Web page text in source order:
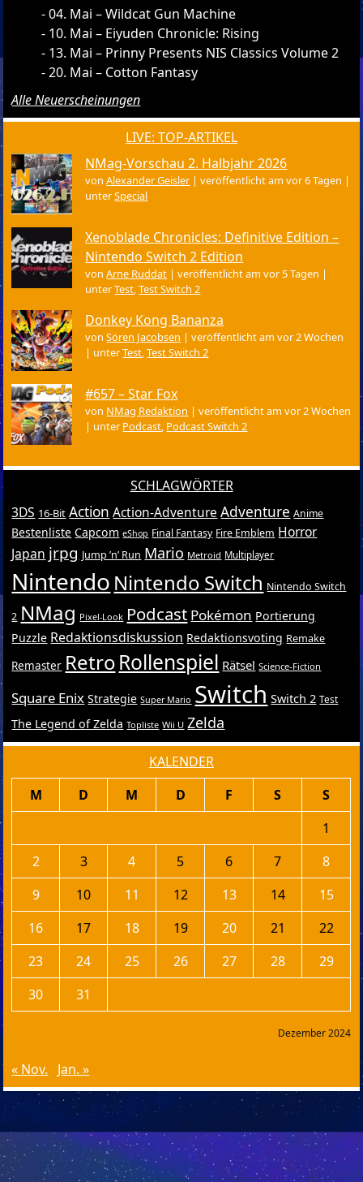
04. Mai – Wildcat Gun Machine
10. Mai – Eiyuden Chronicle: Rising
13. Mai – Prinny Presents NIS Classics Volume 2
20. Mai – Cotton Fantasy
Alle Neuerscheinungen
LIVE: TOP-ARTIKEL
NMag-Vorschau 2. Halbjahr 2026
vonAlexander Geisler |veröffentlicht am vor 6 Tagen |
unterSpecial
Xenoblade Chronicles: Definitive Edition –
Nintendo Switch 2 Edition
vonArne Ruddat |veröffentlicht am vor 5 Tagen |
unterTest,Test Switch 2
Donkey Kong Bananza
vonSören Jacobsen |veröffentlicht am vor 2 Wochen
| unterTest,Test Switch 2
#657 – Star Fox
von NMag Redaktion |veröffentlicht am vor 2 Wochen
| unter Podcast, Podcast Switch 2
SCHLAGWÖRTER
3DS 16-Bit Action Action-Adventure Adventure Anime
Bestenliste Capcom eShop Final Fantasy Fire Emblem Horror
Japan jrpg Jump ’n’ Run Mario Metroid Multiplayer
Nintendo Nintendo Switch Nintendo Switch
2 NMag Pixel-Look Podcast Pokémon Portierung
Puzzle Redaktionsdiskussion Redaktionsvoting Remake
Remaster RetroRollenspiel Rätsel Science-Fiction
Square Enix Strategie Super Mario Switch Switch 2 Test
The Legend of Zelda Topliste Wii U Zelda
KALENDER
Dezember 2024
M D M D F S
S
1
2
3 4 5 6 7
8
9
10 11 12 13 14
15
16
17 18 19 20 21
22
23
24 25 26 27 28
29
30
31
« Nov. Jan. »